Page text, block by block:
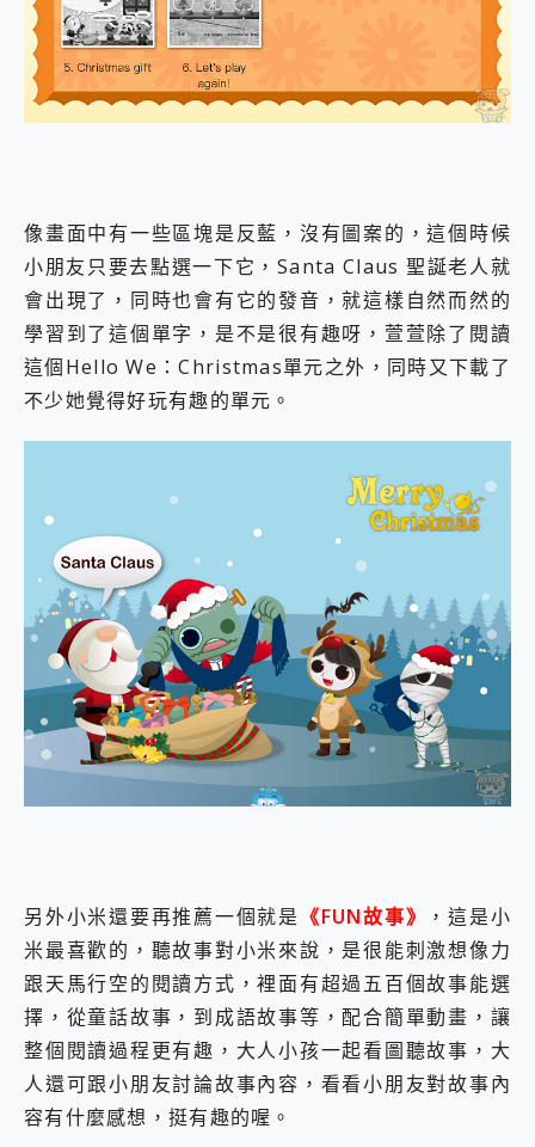
像畫面中有一些區塊是反藍，沒有圖案的，這個時候
小朋友只要去點選一下它，Santa Claus 聖誕老人就
會出現了，同時也會有它的發音，就這樣自然而然的
學習到了這個單字，是不是很有趣呀，萱萱除了閱讀
這個Hello We：Christmas單元之外，同時又下載了
不少她覺得好玩有趣的單元。
另外小米還要再推薦一個就是 《FUN故事》
，這是小
米最喜歡的，聽故事對小米來說，是很能刺激想像力
跟天馬行空的閱讀方式，裡面有超過五百個故事能選
擇，從童話故事，到成語故事等，配合簡單動畫，讓
整個閱讀過程更有趣，大人小孩一起看圖聽故事，大
人還可跟小朋友討論故事內容，看看小朋友對故事內
容有什麼感想，挺有趣的喔。